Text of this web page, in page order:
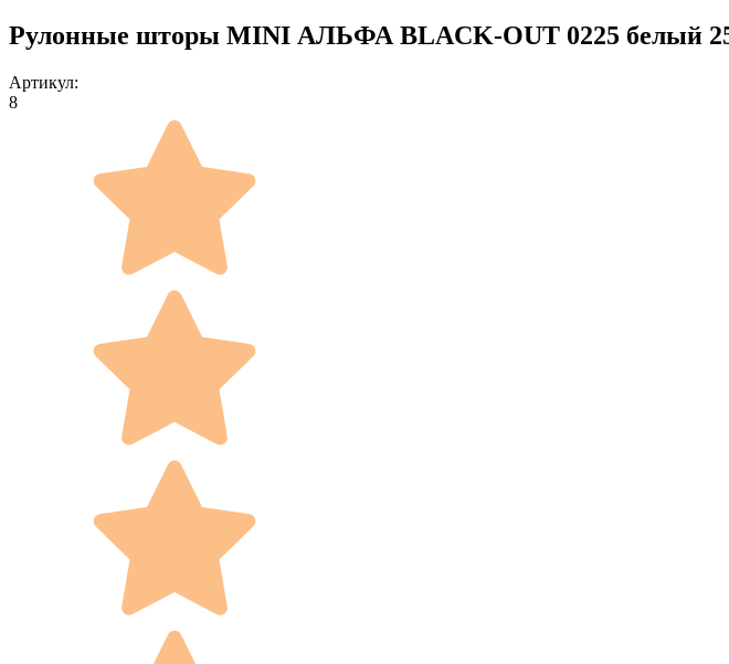
Рулонные шторы MINI АЛЬФА BLACK-OUT 0225 белый
Артикул:
8